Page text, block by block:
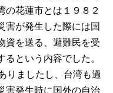
の花蓮市とは１９８２
害が発生した際には国
資を送る、避難民を受
という内容でした。
りましたし、台湾も過
害発生時に国外の自治